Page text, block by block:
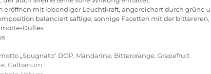
eröffnen mit lebendiger Leuchtkraft, angereichert durch grüne
balanciert saftige, sonnige Facetten mit der
Duftes.
„Spugnato“ DOP, Mandarine, Bitterorange, Grapefruit
Galbanum